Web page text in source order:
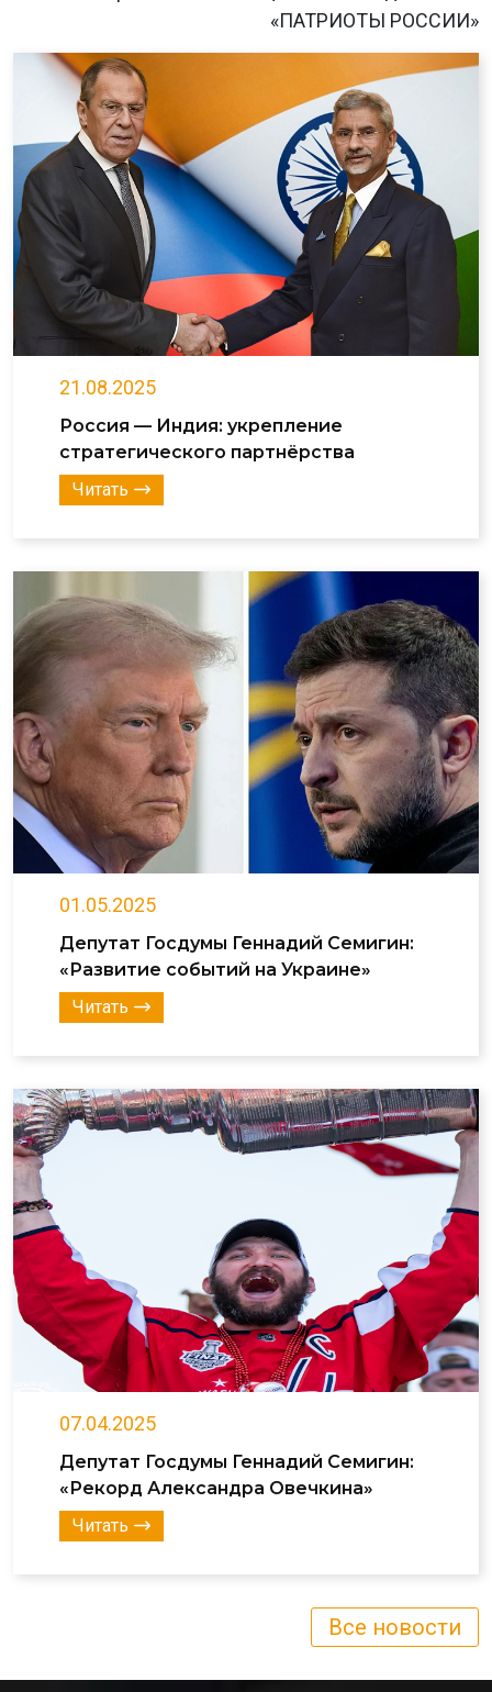
«ПАТРИОТЫ РОССИИ»
21.08.2025
Россия — Индия: укрепление
стратегического партнёрства
Читать
01.05.2025
Депутат Госдумы Геннадий Семигин:
«Развитие событий на Украине»
Читать
07.04.2025
Депутат Госдумы Геннадий Семигин:
«Рекорд Александра Овечкина»
Читать
Все новости